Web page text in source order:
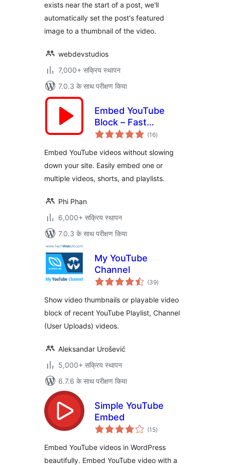
exists near the start of a post, we'll
automatically set the post's featured
image to a thumbnail of the video.
webdevstudios
7,000+ सक्रिय स्थापन
7.0.3 के साथ परीक्षण किया
Embed YouTube
Block – Fast
Loading Videos,
(16कुल
दर)
Embed YouTube videos without slowing
down your site. Easily embed one or
multiple videos, shorts, and playlists.
Phi Phan
6,000+ सक्रिय स्थापन
7.0.3 के साथ परीक्षण किया
My YouTube
Channel
(39कुल
दर)
Show video thumbnails or playable video
block of recent YouTube Playlist, Channel
(User Uploads) videos.
Aleksandar Urošević
5,000+ सक्रिय स्थापन
6.7.6 के साथ परीक्षण किया
Simple YouTube
Embed
(15कुल
दर)
Embed YouTube videos in WordPress
beautifully. Embed YouTube video with a